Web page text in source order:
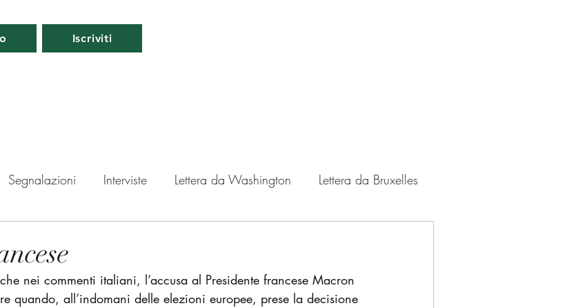
Iscriviti
Segnalazioni Interviste Lettera da Washington Lettera da Bruxelles
nei commenti italiani, l’accusa al Presidente francese Macron
quando, all’indomani delle elezioni europee, prese la decisione